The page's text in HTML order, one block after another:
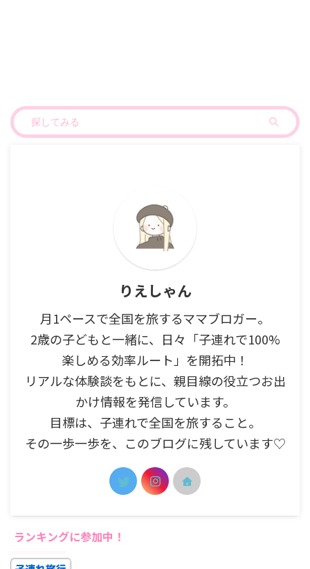
りえしゃん
月1ペースで全国を旅するママブロガー。
2歳の子どもと一緒に、日々「子連れで100%
楽しめる効率ルート」を開拓中！
リアルな体験談をもとに、親目線の役立つお出
かけ情報を発信しています。
目標は、子連れで全国を旅すること。
その一歩一歩を、このブログに残しています♡
ランキングに参加中！